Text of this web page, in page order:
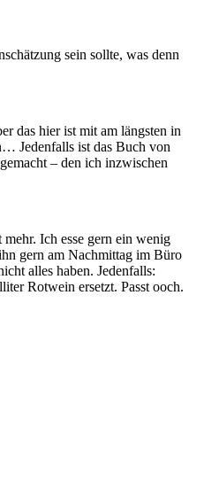
sein sollte, was denn
das hier ist mit am längsten in
Jedenfalls ist das Buch von
– den ich inzwischen
Ich esse gern ein wenig
gern am Nachmittag im Büro
alles haben. Jedenfalls:
Rotwein ersetzt. Passt ooch.